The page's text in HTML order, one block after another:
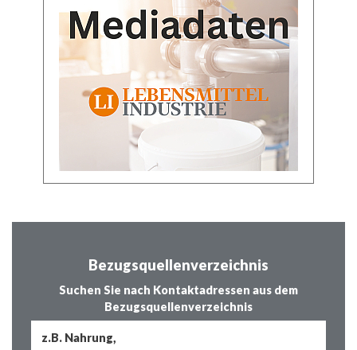
Bezugsquellenverzeichnis
Suchen Sie nach Kontaktadressen aus dem
Bezugsquellenverzeichnis